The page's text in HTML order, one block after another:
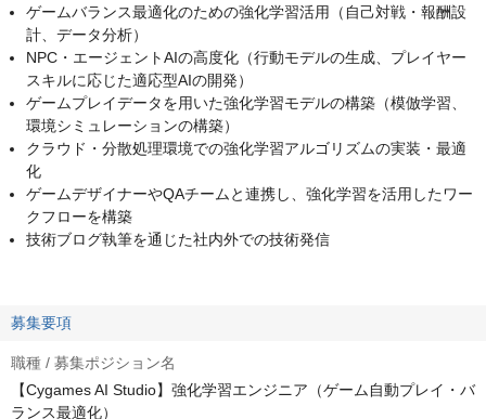
ゲームバランス最適化のための強化学習活用（自己対戦・報酬設
計、データ分析）
NPC・エージェントAIの高度化（行動モデルの生成、プレイヤー
スキルに応じた適応型AIの開発）
ゲームプレイデータを用いた強化学習モデルの構築（模倣学習、
環境シミュレーションの構築）
クラウド・分散処理環境での強化学習アルゴリズムの実装・最適
化
ゲームデザイナーやQAチームと連携し、強化学習を活用したワー
クフローを構築
技術ブログ執筆を通じた社内外での技術発信
募集要項
職種 / 募集ポジション名
【Cygames AI Studio】強化学習エンジニア（ゲーム自動プレイ・バ
ランス最適化）